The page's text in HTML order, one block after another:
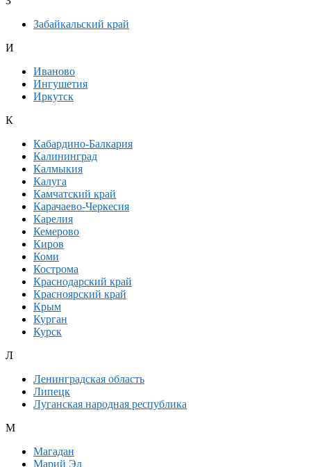
Забайкальский край
И
Иваново
Ингушетия
Иркутск
К
Кабардино-Балкария
Калининград
Калмыкия
Калуга
Камчатский край
Карачаево-Черкесия
Карелия
Кемерово
Киров
Коми
Кострома
Краснодарский край
Красноярский край
Крым
Курган
Курск
Л
Ленинградская область
Липецк
Луганская народная республика
М
Магадан
Марий Эл